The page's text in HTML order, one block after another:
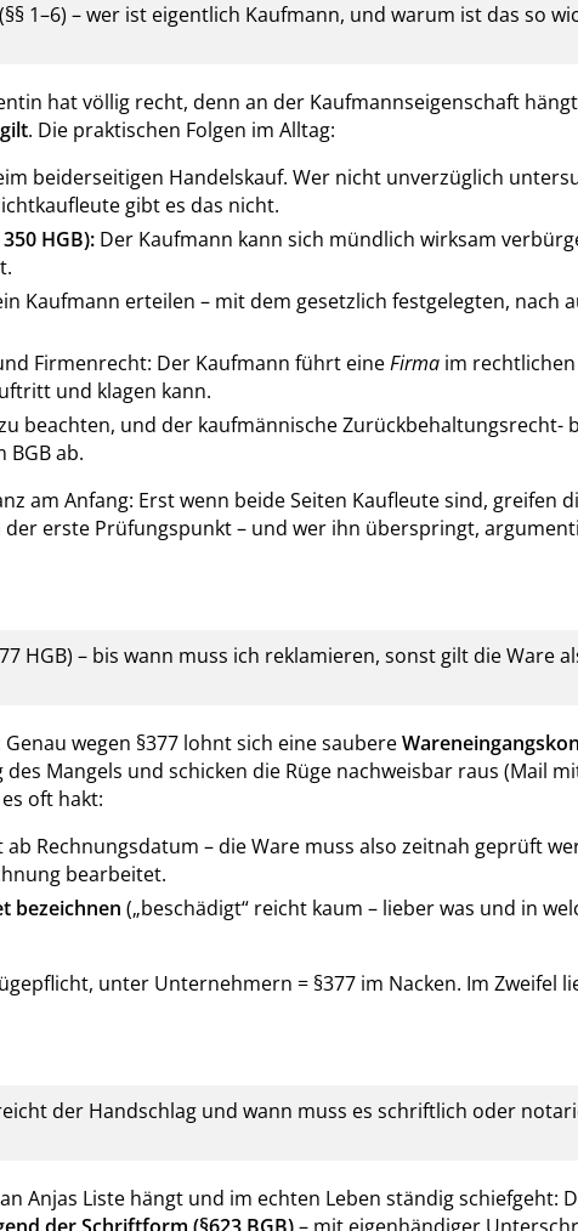
1–6) – wer ist eigentlich Kaufmann, und warum ist das so
hat völlig recht, denn an der Kaufmannseigenschaft
. Die praktischen Folgen im Alltag:
beiderseitigen Handelskauf. Wer nicht unverzüglich
gibt es das nicht.
HGB): Der Kaufmann kann sich mündlich wirksam
Kaufmann erteilen – mit dem gesetzlich festgelegten, nach
Firmenrecht: Der Kaufmann führt eineFirma im
und klagen kann.
beachten, und der kaufmännische Zurückbehaltungsrecht-
BGB ab.
am Anfang: Erst wenn beide Seiten Kaufleute sind, greifen
der erste Prüfungspunkt – und wer ihn überspringt,
HGB) – bis wann muss ich reklamieren, sonst gilt die Ware
wegen §377 lohnt sich eine saubere
Mangels und schicken die Rüge nachweisbar raus (Mail
oft hakt:
ab Rechnungsdatum – die Ware muss also zeitnah geprüft
bearbeitet.
bezeichnen („beschädigt“ reicht kaum – lieber was und in
unter Unternehmern = §377 im Nacken. Im Zweifel
der Handschlag und wann muss es schriftlich oder
Anjas Liste hängt und im echten Leben ständig schiefgeht: